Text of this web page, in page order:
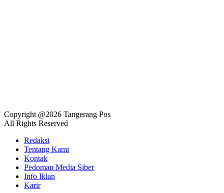
Copyright @2026 Tangerang Pos
All Rights Reserved
Redaksi
Tentang Kami
Kontak
Pedoman Media Siber
Info Iklan
Karir